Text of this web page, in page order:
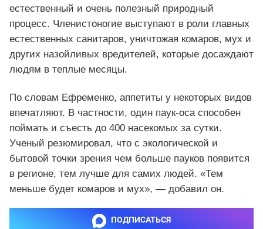
естественный и очень полезный природный
процесс. Членистоногие выступают в роли главных
естественных санитаров, уничтожая комаров, мух и
других назойливых вредителей, которые досаждают
людям в теплые месяцы.
По словам Ефременко, аппетиты у некоторых видов
впечатляют. В частности, один паук-оса способен
поймать и съесть до 400 насекомых за сутки.
Ученый резюмировал, что с экологической и
бытовой точки зрения чем больше пауков появится
в регионе, тем лучше для самих людей. «Тем
меньше будет комаров и мух», — добавил он.
ПОДПИСАТЬСЯ